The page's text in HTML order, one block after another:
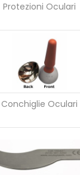
Protezioni Oculari
Conchiglie Oculari